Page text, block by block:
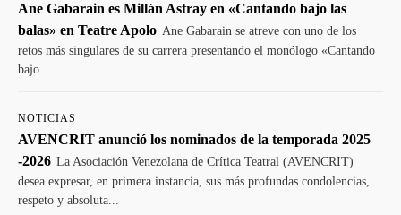
Ane Gabarain es Millán Astray en «Cantando bajo las
balas» en Teatre Apolo Ane Gabarain se atreve con uno de los
retos más singulares de su carrera presentando el monólogo «Cantando
bajo...
NOTICIAS
AVENCRIT anunció los nominados de la temporada 2025
-2026 La Asociación Venezolana de Crítica Teatral (AVENCRIT)
desea expresar, en primera instancia, sus más profundas condolencias,
respeto y absoluta...